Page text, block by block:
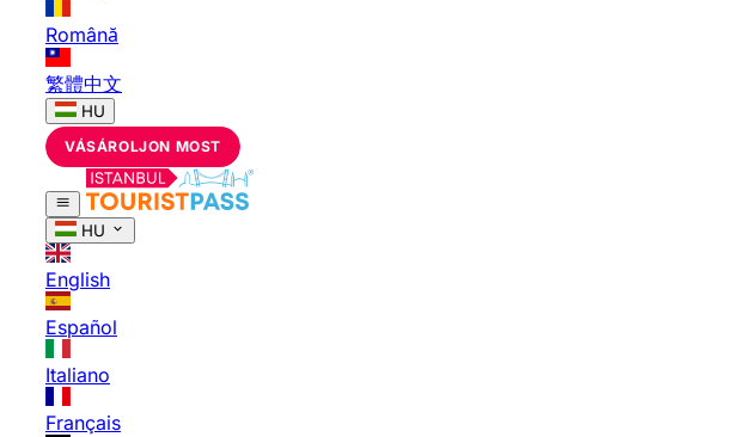
Română
繁體中文
HU
VÁSÁROLJON MOST
HU
English
Español
Italiano
Français